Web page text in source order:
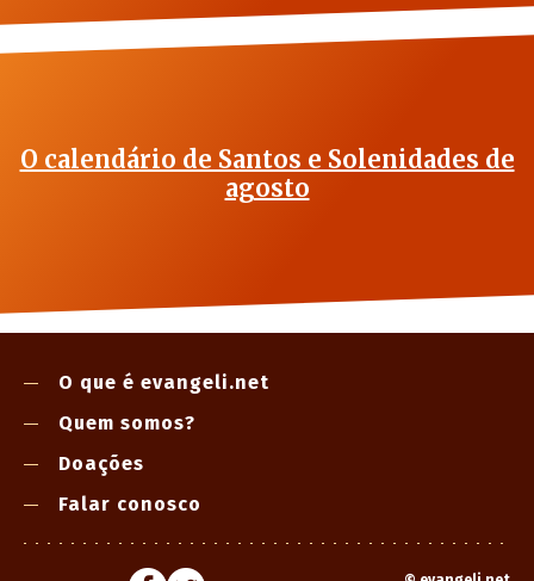
O calendário de Santos e Solenidades de
agosto
O que é evangeli.net
Quem somos?
Doações
Falar conosco